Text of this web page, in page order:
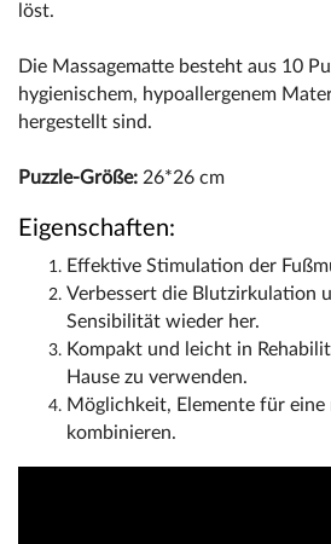
löst.
Die Massagematte besteht aus 10
hygienischem, hypoallergenem
hergestellt sind.
Puzzle-Größe: 26*26 cm
Eigenschaften:
Effektive Stimulation der
Verbessert die Blutzirkulation
Sensibilität wieder her.
Kompakt und leicht in
Hause zu verwenden.
Möglichkeit, Elemente für
kombinieren.